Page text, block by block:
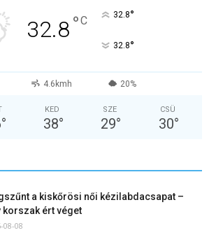
32.8°C 32.8°
32.8°
4.6kmh 20%
°
KED
38°
SZE
29°
CSÜ
30°
a kiskőrösi női kézilabdacsapat –
korszak ért véget
08-08